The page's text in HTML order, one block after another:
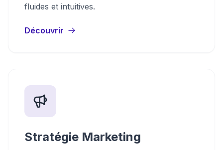
fluides et intuitives.
Découvrir
Stratégie Marketing